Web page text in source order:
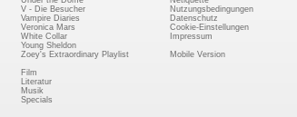
V - Die Besucher
Vampire Diaries
Veronica Mars
White Collar
Young Sheldon
Zoey's Extraordinary Playlist
Film
Literatur
Musik
Specials
Nutzungsbedingungen
Datenschutz
Cookie-Einstellungen
Impressum
Mobile Version